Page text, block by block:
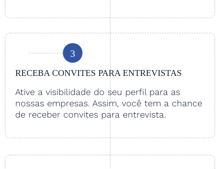
3
RECEBA CONVITES PARA ENTREVISTAS
Ative a visibilidade do seu perfil para as
nossas empresas. Assim, você tem a chance
de receber convites para entrevista.